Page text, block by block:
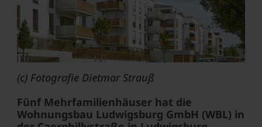
(c) Fotografie Dietmar Strauß
Fünf Mehrfamilienhäuser hat die
Wohnungsbau Ludwigsburg GmbH (WBL) in